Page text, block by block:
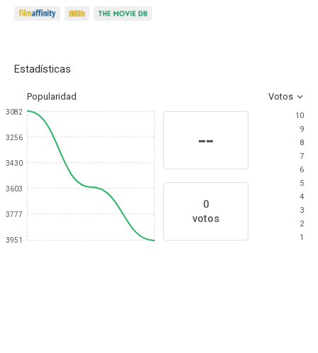
Estadísticas
Popularidad Votos
3082
3256
3430
3603
3777
3951
--
0
votos
10
9
8
7
6
5
4
3
2
1